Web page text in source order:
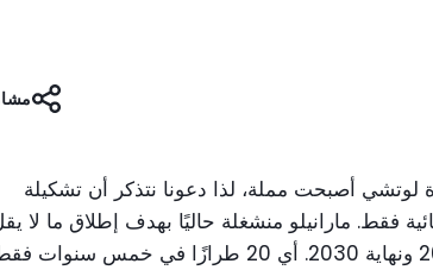
لوتشي أصبحت مملة، لذا دعونا نتذكر أن تشكيلة
فقط. مارانيلو منشغلة حاليًا بهدف إطلاق ما لا
عن أربع سيارات سنويًا بين عامي 2026 ونهاية 2030. أي 20 طرازًا في خمس